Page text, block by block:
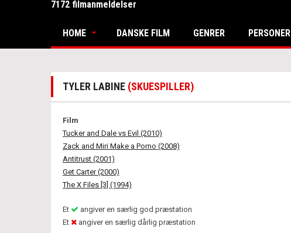
7172 filmanmeldelser
HOME DANSKE FILM GENRER PERSONER
TYLER LABINE (SKUESPILLER)
Film
Tucker and Dale vs Evil (2010)
Zack and Miri Make a Porno (2008)
Antitrust (2001)
Get Carter (2000)
The X Files [3] (1994)
Et
angiver en særlig god præstation
Et
angiver en særlig dårlig præstation